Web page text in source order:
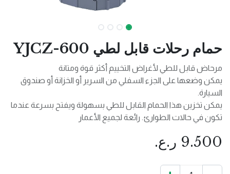
حمام رحلات قابل لطي YJCZ-600
مرحاض قابل للطي لأغراض التخييم أكثر قوة ومتانة
يمكن وضعها على الجزء السفلي من السرير أو الخزانة أو صندوق
السيارة.
يمكن تخزين هذا الحمام القابل للطي بسهولة ويفتح بسرعة عندما
تكون في حالات الطوارئ. رائعة لجميع الأعمار
9.500 ر.ع.